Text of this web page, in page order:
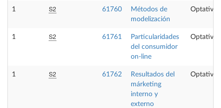
1 S2 61760
Métodos de
modelización
Optativa
1 S2 61761
Particularidades
del consumidor
on-line
Optativa
1 S2 61762
Resultados del
márketing
interno y
externo
Optativa